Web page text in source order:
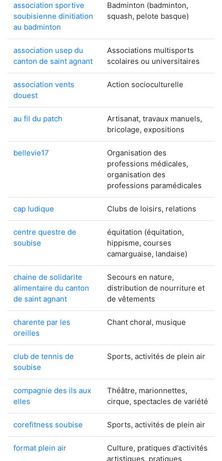
association sportive
soubisienne dinitiation
au badminton
Badminton (badminton,
squash, pelote basque)
association usep du
canton de saint agnant
Associations multisports
scolaires ou universitaires
association vents
douest
Action socioculturelle
au fil du patch
Artisanat, travaux manuels,
bricolage, expositions
bellevie17
Organisation des
professions médicales,
organisation des
professions paramédicales
cap ludique Clubs de loisirs, relations
centre questre de
soubise
équitation (équitation,
hippisme, courses
camarguaise, landaise)
chaine de solidarite
alimentaire du canton
de saint agnant
Secours en nature,
distribution de nourriture et
de vêtements
charente par les
oreilles
Chant choral, musique
club de tennis de
soubise
Sports, activités de plein air
compagnie des ils aux
elles
Théâtre, marionnettes,
cirque, spectacles de variété
corefitness soubise Sports, activités de plein air
format plein air
Culture, pratiques d'activités
artistiques, pratiques